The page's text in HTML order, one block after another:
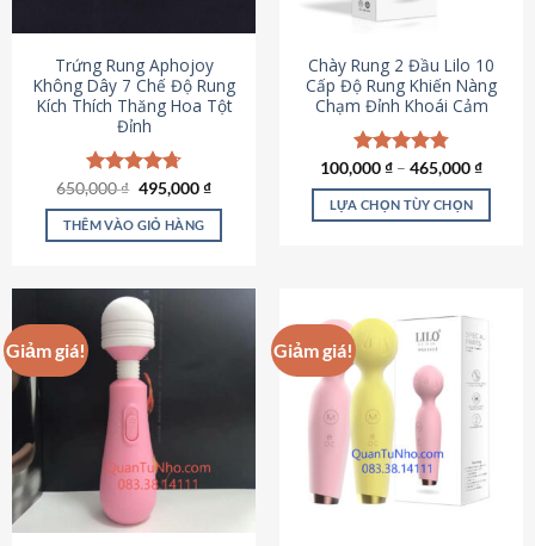
Trứng Rung Aphojoy
Không Dây 7 Chế Độ Rung
Kích Thích Thăng Hoa Tột
Đỉnh
Được xếp
hạng4.72
5 sao
650,000₫ Giá
là:
650,000 ₫.
495,000₫Giá
tại
495,000 ₫.
THÊM VÀO GIỎ HÀNG
Chày Rung 2 Đầu Lilo 10
Cấp Độ Rung Khiến Nàng
Chạm Đỉnh Khoái Cảm
Được xếp
hạng4.80
5 sao
100,000₫ – 465,000₫
LỰA CHỌN TÙY CHỌN
nhiều
biến
thể.
Các
chọn
thể
Giảm giá! Giảm giá!